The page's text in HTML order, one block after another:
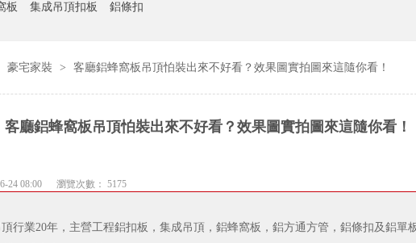
板 集成吊頂扣板 鋁條扣
豪宅家裝 > 客廳鋁蜂窩板吊頂怕裝出來不好看？效果圖實拍圖來這隨你看！
客廳鋁蜂窩板吊頂怕裝出來不好看？效果圖實拍圖來這隨你看！
24 08:00 瀏覽次數： 5175
行業20年，主營工程鋁扣板，集成吊頂，鋁蜂窩板，鋁方通方管，鋁條扣及鋁單